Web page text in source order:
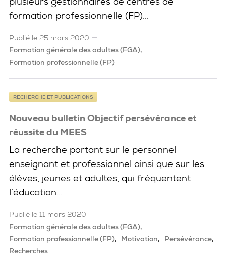
formation professionnelle (FP)...
Publié le 25 mars 2020
Formation générale des adultes (FGA)
Formation professionnelle (FP)
Nouveau bulletin Objectif persévérance et
réussite du MEES
RECHERCHE ET PUBLICATIONS
La recherche portant sur le personnel
enseignant et professionnel ainsi que sur les
élèves, jeunes et adultes, qui fréquentent
l’éducation...
Publié le 11 mars 2020
Formation générale des adultes (FGA)
Formation professionnelle (FP)
Motivation
Persévérance
Recherches